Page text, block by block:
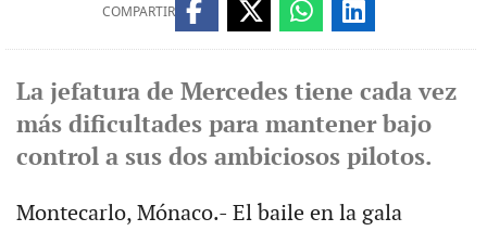
COMPARTIR
La jefatura de Mercedes tiene cada vez
más dificultades para mantener bajo
control a sus dos ambiciosos pilotos.
Montecarlo, Mónaco.- El baile en la gala